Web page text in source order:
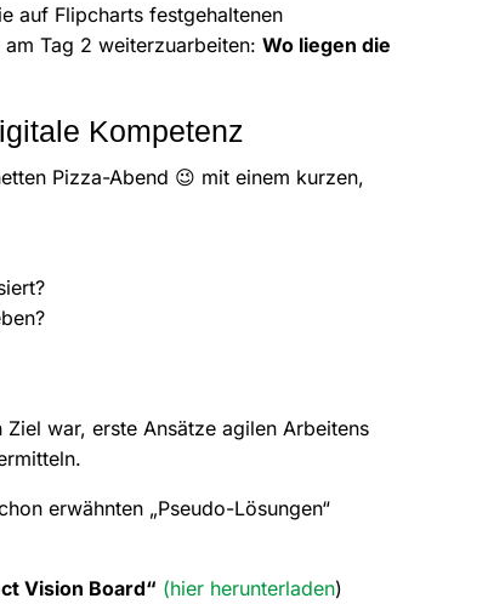
auf Flipcharts festgehaltenen
Tag 2 weiterzuarbeiten: Wo liegen die
Kompetenz
Pizza-Abend 😉 mit einem kurzen,
Ziel war, erste Ansätze agilen Arbeitens
erwähnten „Pseudo-Lösungen“
Vision Board“ (hier herunterladen)